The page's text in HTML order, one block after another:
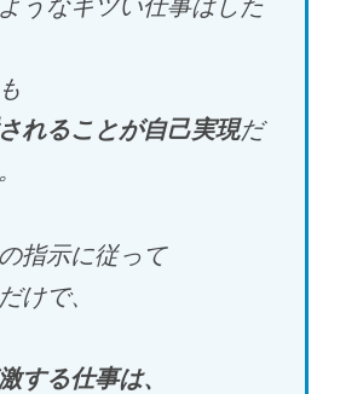
うなキツい仕事はした
れることが自己実現だ
指示に従って
けで、
する仕事は、